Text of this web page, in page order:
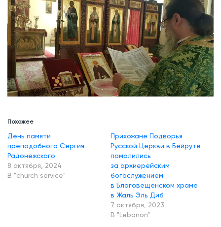
о
б
н
о
у
С
и
Похожее
День памяти
преподобного Сергия
Радонежского
8 октября, 2024
В "church service"
Прихожане Подворья
Русской Церкви в Бейруте
помолились
за архиерейским
богослужением
в Благовещенском храме
в Жаль Эль Диб
7 октября, 2023
В "Lebanon"